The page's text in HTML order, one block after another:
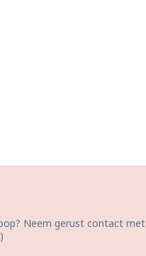
Neem gerust contact met